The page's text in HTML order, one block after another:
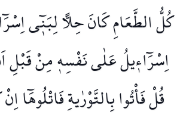
كُلُّ الطَّعَامِ كَانَ حِلًّا لِبَن۪ٓي
اِسْرَٓاء۪يلُ عَلٰى نَفْسِه۪ مِنْ قَبْلِ
قُلْ فَأْتُوا بِالتَّوْرٰيةِ فَاتْلُوهَٓا